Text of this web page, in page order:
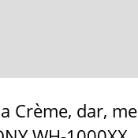
Crème, dar,